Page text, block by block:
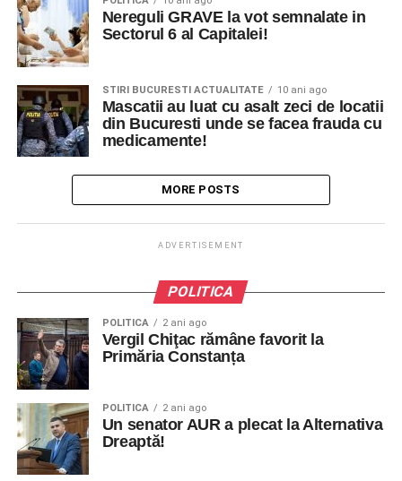
Nereguli GRAVE la vot semnalate in
Sectorul 6 al Capitalei!
STIRI BUCURESTI ACTUALITATE 10 ani ago
Mascatii au luat cu asalt zeci de locatii
din Bucuresti unde se facea frauda cu
medicamente!
MORE POSTS
ADVERTISEMENT
POLITICA
POLITICA 2 ani ago
Vergil Chiţac rămâne favorit la
Primăria Constanța
POLITICA 2 ani ago
Un senator AUR a plecat la Alternativa
Dreaptă!